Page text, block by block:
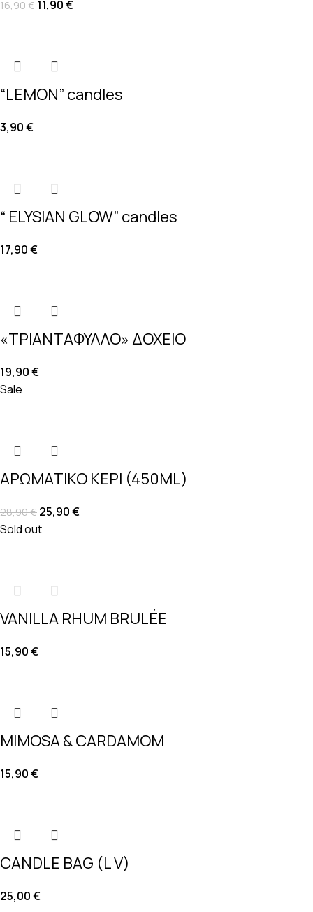
16,90€ 11,90€
“LEMON” candles
3,90€
“ ELYSIAN GLOW” candles
17,90€
«ΤΡΙΑΝΤΑΦΥΛΛΟ» ΔΟΧΕΙΟ
19,90€
Sale
ΑΡΩΜΑΤΙΚΟ ΚΕΡΙ (450ML)
28,90€ 25,90€
Sold out
VANILLA RHUM BRULÉE
15,90€
MIMOSA & CARDAMOM
15,90€
CANDLE BAG (L V)
25,00€